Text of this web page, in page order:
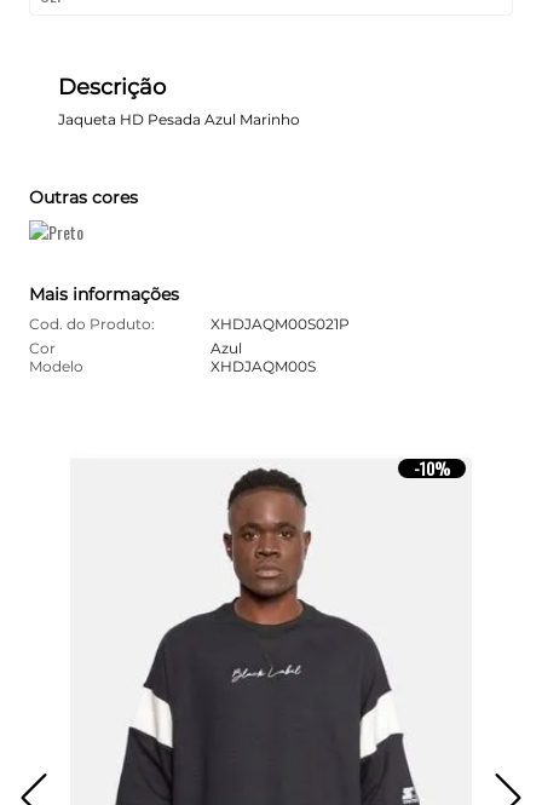
Descrição
Jaqueta HD Pesada Azul Marinho
Outras cores
Mais informações
Cod. do Produto:
XHDJAQM00S021P
Cor
Azul
Modelo
XHDJAQM00S
-10%